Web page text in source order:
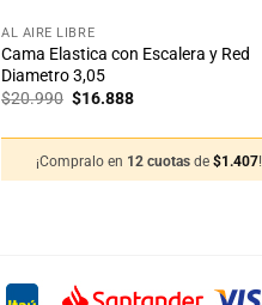
AL AIRE LIBRE
Cama Elastica con Escalera y Red
Diametro 3,05
$20.990 El
$20.990.
$16.888El
$16.888.
¡Compralo en 12 cuotas de $1.407!